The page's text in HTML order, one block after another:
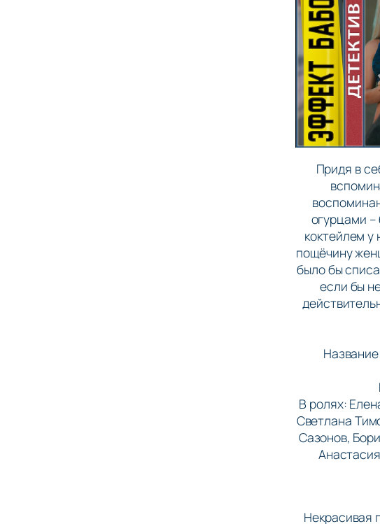
Придя в
огурцами
коктейлем у
пощёчину
было бы
если бы
В ролях:
Светлана
Сазонов,
Некрасивая